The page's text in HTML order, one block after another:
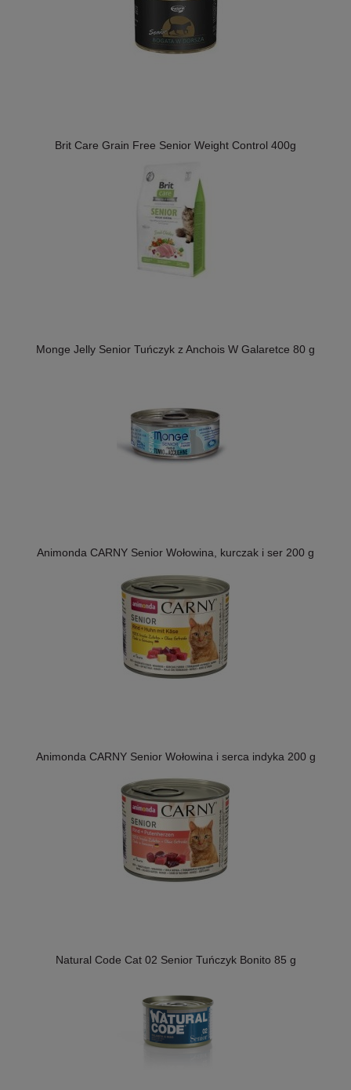
Brit Care Grain Free Senior Weight Control 400g
Monge Jelly Senior Tuńczyk z Anchois W Galaretce 80 g
Animonda CARNY Senior Wołowina, kurczak i ser 200 g
Animonda CARNY Senior Wołowina i serca indyka 200 g
Natural Code Cat 02 Senior Tuńczyk Bonito 85 g